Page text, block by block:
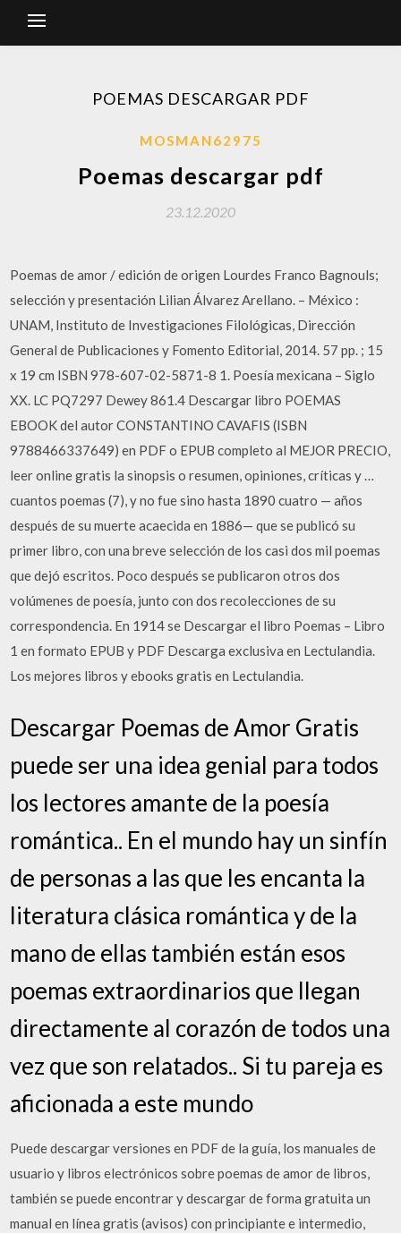
POEMAS DESCARGAR PDF
MOSMAN62975
Poemas descargar pdf
23.12.2020
Poemas de amor / edición de origen Lourdes Franco Bagnouls;
selección y presentación Lilian Álvarez Arellano. – México :
UNAM, Instituto de Investigaciones Filológicas, Dirección
General de Publicaciones y Fomento Editorial, 2014. 57 pp. ; 15
x 19 cm ISBN 978-607-02-5871-8 1. Poesía mexicana – Siglo
XX. LC PQ7297 Dewey 861.4 Descargar libro POEMAS
EBOOK del autor CONSTANTINO CAVAFIS (ISBN
9788466337649) en PDF o EPUB completo al MEJOR PRECIO,
leer online gratis la sinopsis o resumen, opiniones, críticas y …
cuantos poemas (7), y no fue sino hasta 1890 cuatro — años
después de su muerte acaecida en 1886— que se publicó su
primer libro, con una breve selección de los casi dos mil poemas
que dejó escritos. Poco después se publicaron otros dos
volúmenes de poesía, junto con dos recolecciones de su
correspondencia. En 1914 se Descargar el libro Poemas – Libro
1 en formato EPUB y PDF Descarga exclusiva en Lectulandia.
Los mejores libros y ebooks gratis en Lectulandia.
Descargar Poemas de Amor Gratis
puede ser una idea genial para todos
los lectores amante de la poesía
romántica.. En el mundo hay un sinfín
de personas a las que les encanta la
literatura clásica romántica y de la
mano de ellas también están esos
poemas extraordinarios que llegan
directamente al corazón de todos una
vez que son relatados.. Si tu pareja es
aficionada a este mundo
Puede descargar versiones en PDF de la guía, los manuales de
usuario y libros electrónicos sobre poemas de amor de libros,
también se puede encontrar y descargar de forma gratuita un
manual en línea gratis (avisos) con principiante e intermedio,